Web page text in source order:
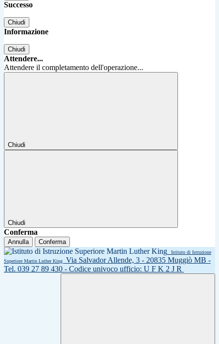
Successo
Chiudi
Informazione
Chiudi
Attendere...
Attendere il completamento dell'operazione...
Chiudi
Chiudi
Conferma
Annulla Conferma
Istituto di Istruzione
Superiore Martin Luther King
Via Salvador Allende, 3 - 20835 Muggiò MB -
Tel. 039 27 89 430 - Codice univoco ufficio: U F K 2 J R